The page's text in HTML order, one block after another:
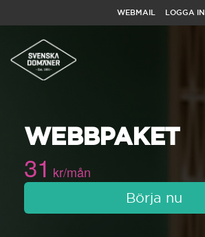
WEBMAIL LOGGA IN
WEBBPAKET
31 kr/mån
Börja nu